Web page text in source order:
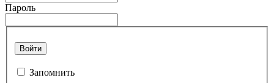
Пароль
Войти
Запомнить